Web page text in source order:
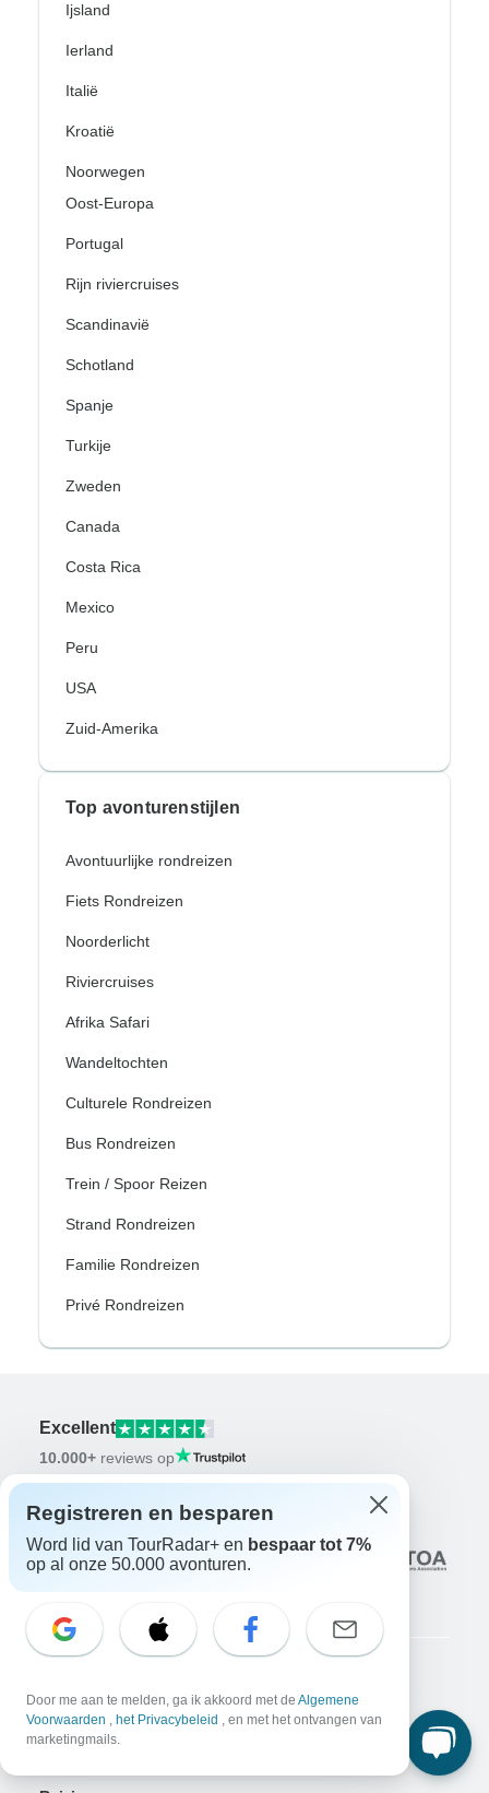
Ijsland
Ierland
Italië
Kroatië
Noorwegen
Oost-Europa
Portugal
Rijn riviercruises
Scandinavië
Schotland
Spanje
Turkije
Zweden
Canada
Costa Rica
Mexico
Peru
USA
Zuid-Amerika
Top avonturenstijlen
Avontuurlijke rondreizen
Fiets Rondreizen
Noorderlicht
Riviercruises
Afrika Safari
Wandeltochten
Culturele Rondreizen
Bus Rondreizen
Trein / Spoor Reizen
Strand Rondreizen
Familie Rondreizen
Privé Rondreizen
Excellent
10.000+ reviews op
Geassocieerd met
Bedrijf
Over ons
Vacatures
Registreren en besparen
Word lid van TourRadar+ en bespaar tot 7%
op al onze 50.000 avonturen.
Door me aan te melden, ga ik akkoord met de Algemene
Voorwaarden , het Privacybeleid , en met het ontvangen van
marketingmails.